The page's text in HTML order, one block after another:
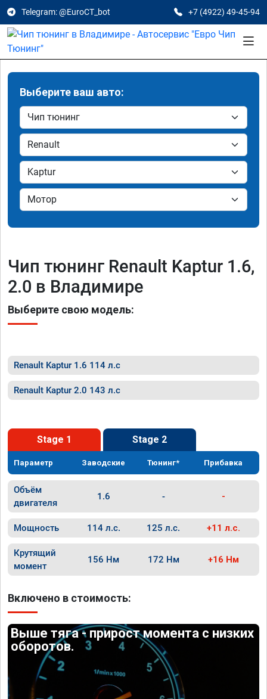
Telegram: @EuroCT_bot +7 (4922) 49-45-94
Выберите ваш авто:
Чип тюнинг Renault Kaptur 1.6,
2.0 в Владимире
Выберите свою модель:
Renault Kaptur 1.6 114 л.с
Renault Kaptur 2.0 143 л.с
Stage 1 Stage 2
Параметр Заводские Тюнинг* Прибавка
Объём
двигателя
1.6 - -
Мощность 114 л.с. 125 л.с. +11 л.с.
Крутящий
момент
156 Нм 172 Нм +16 Нм
Включено в стоимость:
Выше тяга - прирост момента с низких
оборотов.